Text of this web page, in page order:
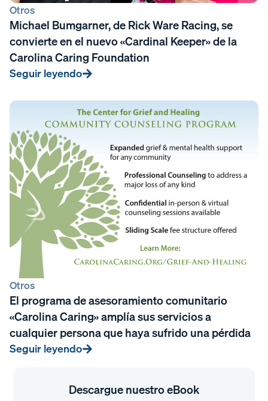
Otros
Michael Bumgarner, de Rick Ware Racing, se
convierte en el nuevo «Cardinal Keeper» de la
Carolina Caring Foundation
Seguir leyendo
Otros
El programa de asesoramiento comunitario
«Carolina Caring» amplía sus servicios a
cualquier persona que haya sufrido una pérdida
Seguir leyendo
Descargue nuestro eBook